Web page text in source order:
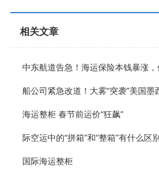
相关文章
中东航道告急！海运保险本钱暴涨
船公司紧急改道！大雾“突袭”美国墨
海运整柜 春节前运价“狂飙”
际空运中的“拼箱”和“整箱”有什么区
国际海运整柜